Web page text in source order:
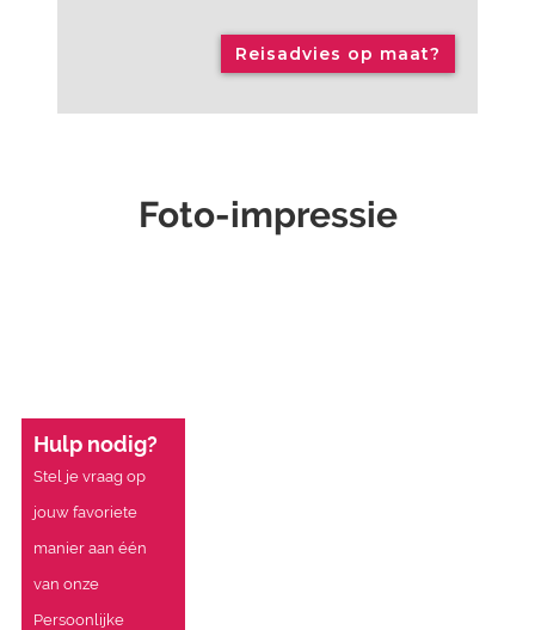
Reisadvies op maat?
Foto-impressie
Hulp nodig?
Stel je vraag op
jouw favoriete
manier aan één
van onze
Persoonlijke